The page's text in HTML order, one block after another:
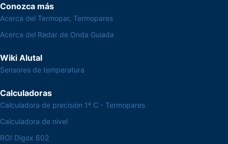
Conozca más
Acerca del Termopar, Termopares
Acerca del Radar de Onda Guiada
Wiki Alutal
Sensores de temperatura
Calculadoras
Calculadora de precisión 1º C - Termopares
Calculadora de nivel
ROI Digox 602